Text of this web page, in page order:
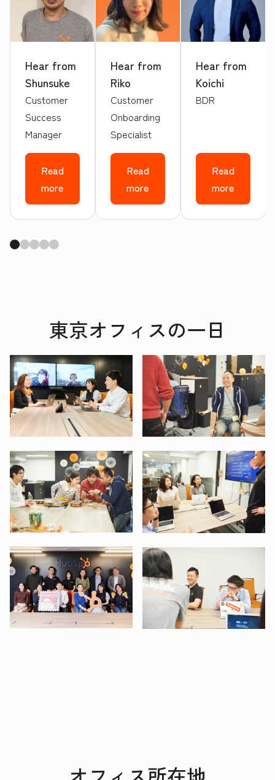
Hear from
Shunsuke
Customer
Success
Manager
Read
more
Hear from
Riko
Customer
Onboarding
Specialist
Read
more
Hear from
Koichi
BDR
Read
more
東京オフィスの一日